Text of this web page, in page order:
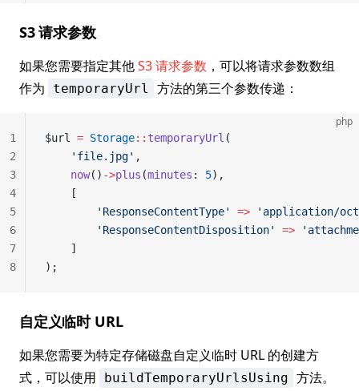
S3 请求参数
如果您需要指定其他S3 请求参数 ，可以将请求参数数组
作为
temporaryUrl 方法的第三个参数传递：
php
$url = Storage:: temporaryUrl (
    'file.jpg'
,
    now
() ->plus (minutes : 5),
    [
        'ResponseContentType'
=> 'application/
        'ResponseContentDisposition'
=>
    ]
);
1
2
3
4
5
6
7
8
自定义临时 URL
如果您需要为特定存储磁盘自定义临时 URL 的创建方
式，可以使用
buildTemporaryUrlsUsing 方法。